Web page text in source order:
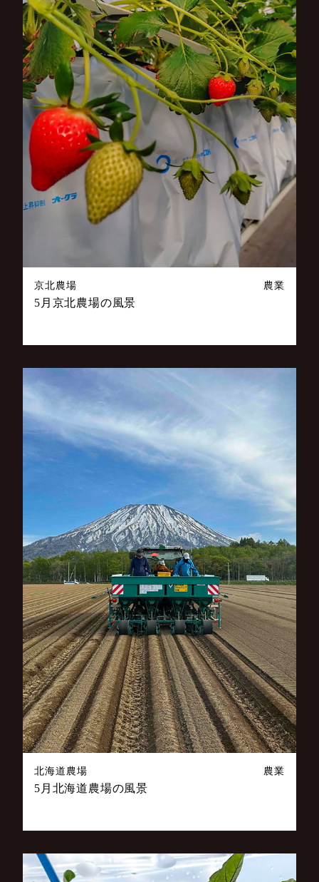
京北農場 農業
5月京北農場の風景
北海道農場 農業
5月北海道農場の風景